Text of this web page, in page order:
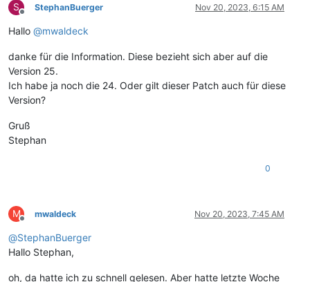
S
Offline
StephanBuerger Nov 20, 2023, 6:15 AM
Hallo @mwaldeck
danke für die Information. Diese bezieht sich aber auf die
Version 25.
Ich habe ja noch die 24. Oder gilt dieser Patch auch für diese
Version?
Gruß
Stephan
0
M
Offline
mwaldeck Nov 20, 2023, 7:45 AM
@StephanBuerger
Hallo Stephan,
oh, da hatte ich zu schnell gelesen. Aber hatte letzte Woche